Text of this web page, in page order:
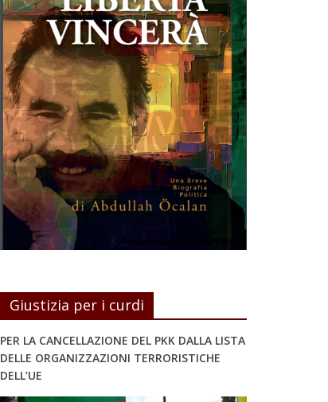
Giustizia per i curdi
PER LA CANCELLAZIONE DEL PKK DALLA LISTA
DELLE ORGANIZZAZIONI TERRORISTICHE
DELL’UE